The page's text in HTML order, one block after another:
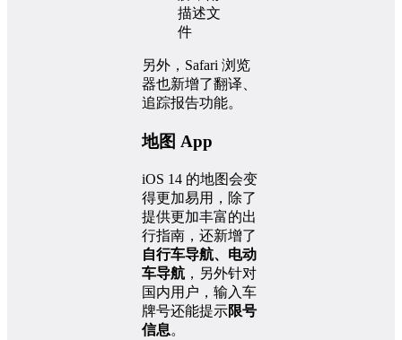
另外，Safari 浏览
器也新增了翻译、
追踪报告功能。
地图 App
iOS 14 的地图会变
得更加易用，除了
提供更加丰富的出
行指南，还新增了
自行车导航、电动
车导航 ，另外针对
国内用户，输入车
牌号还能提示限号
信息。